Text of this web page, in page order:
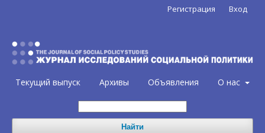
Текущий выпуск Архивы Объявления О нас
Найти
Регистрация Вход